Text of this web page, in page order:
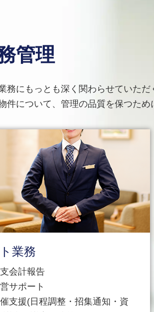
管理
務にもっとも深く関わらせていた
件について、管理の品質を保つた
業務
会計報告
サポート
支援(日程調整・招集通知・資